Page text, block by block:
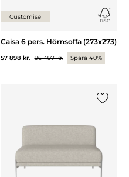
Customise
Caisa 6 pers. Hörnsoffa (273x273)
57 898 kr. 96 497 kr. Spara 40%